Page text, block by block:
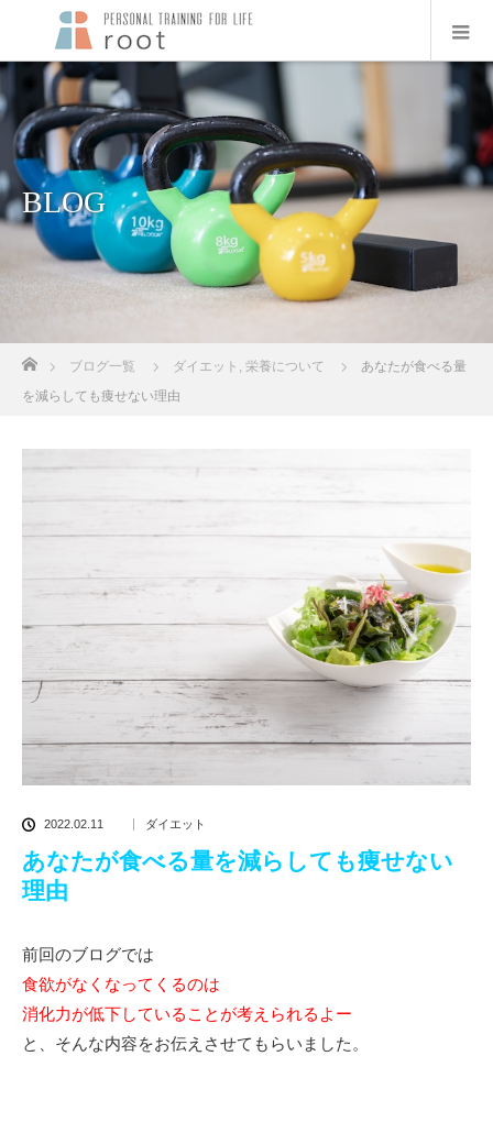
BLOG
ブログ一覧 ダイエット , 栄養について
あなたが食べる量
を減らしても痩せない理由
2022.02.11 ダイエット
あなたが食べる量を減らしても痩せない
理由
前回のブログでは
食欲がなくなってくるのは
消化力が低下していることが考えられるよー
と、そんな内容をお伝えさせてもらいました。